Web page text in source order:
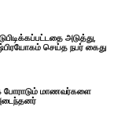
அடுத்து,
செய்த நபர் கைது
போராடும் மாணவர்களை